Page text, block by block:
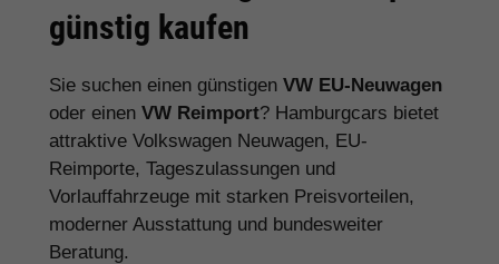
günstig kaufen
Sie suchen einen günstigen VW EU-Neuwagen
oder einen VW Reimport? Hamburgcars bietet
attraktive Volkswagen Neuwagen, EU-
Reimporte, Tageszulassungen und
Vorlauffahrzeuge mit starken Preisvorteilen,
moderner Ausstattung und bundesweiter
Beratung.